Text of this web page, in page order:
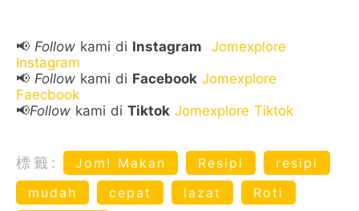
📢 Follow kami di Instagram
Jomexplore
Instagram
📢 Follow kami di Facebook Jomexplore
Faecbook
📢Follow kami di Tiktok Jomexplore Tiktok
標籤: Jom! Makan Resipi
resipi
mudah
cepat lazat
Roti